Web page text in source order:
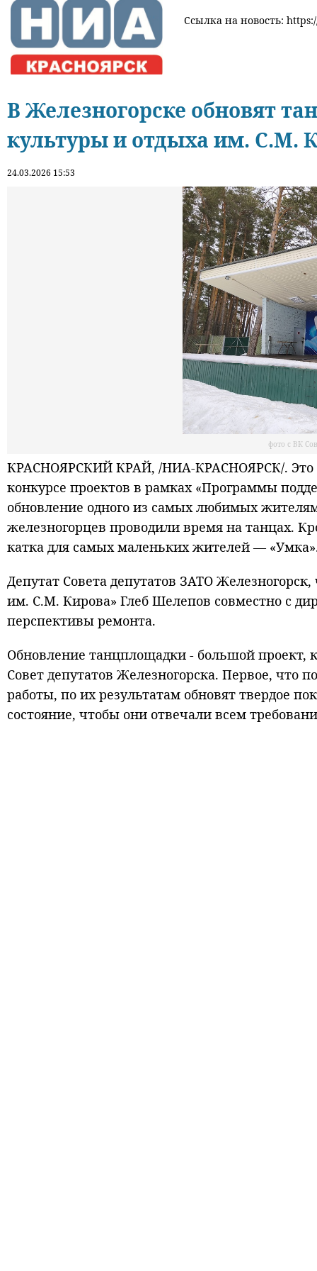
Ссылка на новость:
В Железногорске обновят
культуры и отдыха им. С.М.
24.03.2026 15:53
фото с ВК
КРАСНОЯРСКИЙ КРАЙ, /НИА-КРАСНОЯРСК/. Это
конкурсе проектов в рамках «Программы
обновление одного из самых любимых
железногорцев проводили время на танцах.
катка для самых маленьких жителей —
Депутат Совета депутатов ЗАТО
им. С.М. Кирова» Глеб Шелепов совместно с
перспективы ремонта.
Обновление танцплощадки - большой проект,
Совет депутатов Железногорска. Первое, что
работы, по их результатам обновят твердое
состояние, чтобы они отвечали всем